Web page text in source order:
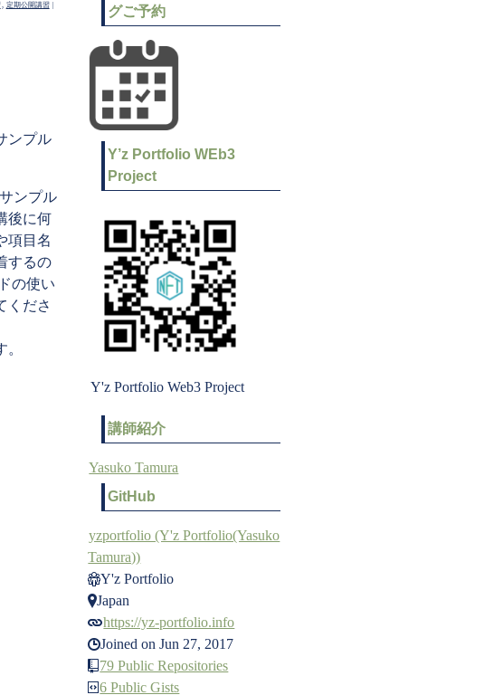
, 定期公開講習
ンプル
ンプル
後に何
項目名
するの
の使い
くださ
グご予約
Y’z Portfolio WEb3
Project
Y'z Portfolio Web3 Project
講師紹介
Yasuko Tamura
GitHub
yzportfolio (Y'z Portfolio(Yasuko
Tamura))
Y'z Portfolio
Japan
https://yz-portfolio.info
Joined on Jun 27, 2017
79 Public Repositories
6 Public Gists